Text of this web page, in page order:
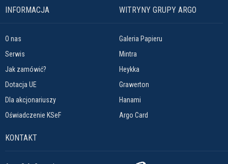
INFORMACJA
O nas
Serwis
Jak zamówić?
Dotacja UE
Dla akcjonariuszy
Oświadczenie KSeF
WITRYNY GRUPY ARGO
Galeria Papieru
Mintra
Heykka
Grawerton
Hanami
Argo Card
KONTAKT